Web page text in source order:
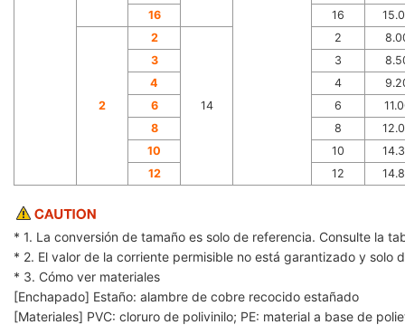
16
16
2
2
14
2
3
3
4
4
6
6
8
8
10
10
12
12
* 1. La conversión de tamaño es solo de referencia. Consulte la
* 2. El valor de la corriente permisible no está garantizado y solo
* 3. Cómo ver materiales
[Enchapado] Estaño: alambre de cobre recocido estañado
[Materiales] PVC: cloruro de polivinilo; PE: material a base de